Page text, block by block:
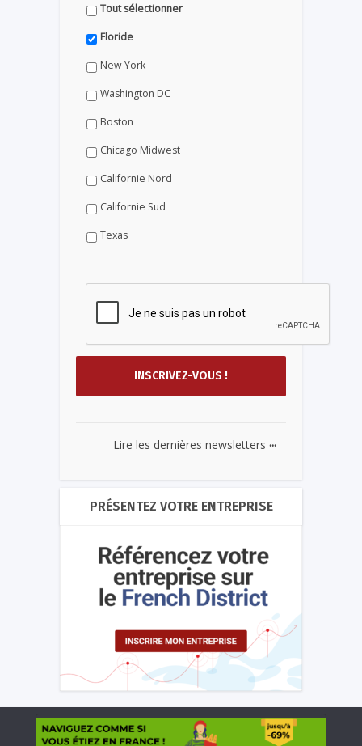
Tout sélectionner
Floride
New York
Washington DC
Boston
Chicago Midwest
Californie Nord
Californie Sud
Texas
Lire les dernières newsletters ...
PRÉSENTEZ VOTRE ENTREPRISE